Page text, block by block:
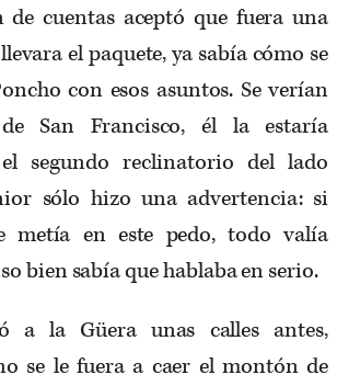
cuentas aceptó que fuera una
el paquete, ya sabía cómo se
con esos asuntos. Se verían
San Francisco, él la estaría
segundo reclinatorio del lado
sólo hizo una advertencia: si
metía en este pedo, todo valía
bien sabía que hablaba en serio.
a la Güera unas calles antes,
se le fuera a caer el montón de